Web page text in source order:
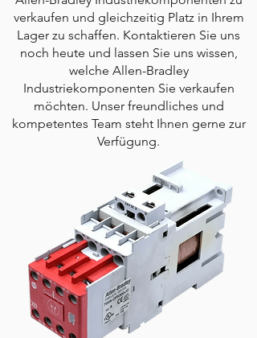
verkaufen und gleichzeitig Platz in Ihrem
Lager zu schaffen. Kontaktieren Sie uns
noch heute und lassen Sie uns wissen,
welche Allen-Bradley
Industriekomponenten Sie verkaufen
möchten. Unser freundliches und
kompetentes Team steht Ihnen gerne zur
Verfügung.